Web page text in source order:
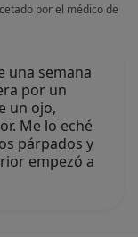
por el médico de
una semana
por un
un ojo,
Me lo eché
párpados y
empezó a